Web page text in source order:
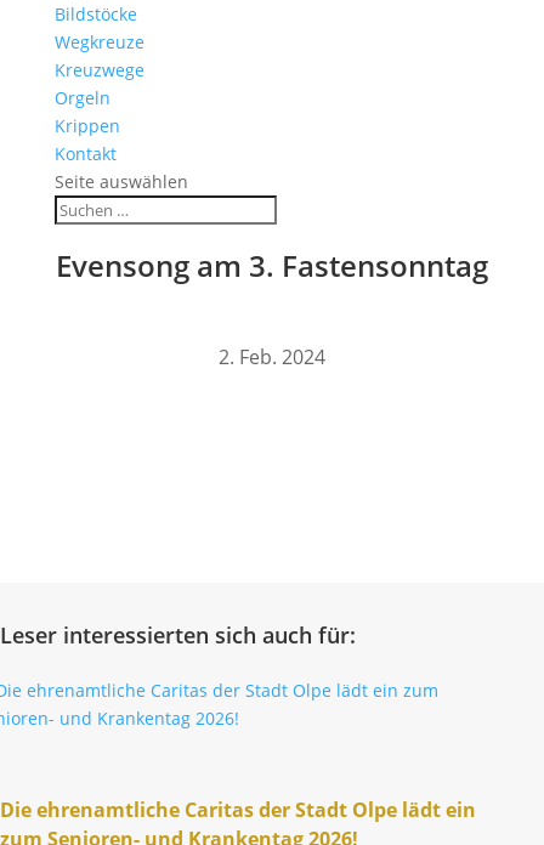
Bild­stöcke
Wegkreuze
Kreuz­wege
Orgeln
Krippen
Kontakt
Seite auswählen
Even­song am 3. Fastensonntag
2. Feb. 2024
Leser interessierten sich auch für:
Die ehren­amt­liche Caritas der Stadt Olpe lädt ein
zum Senioren- und Kran­kentag 2026!